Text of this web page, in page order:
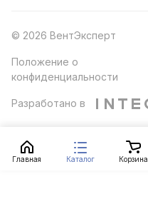
Главная Каталог Корзина
© 2026 ВентЭксперт
Положение о
конфиденциальности
Разработано в